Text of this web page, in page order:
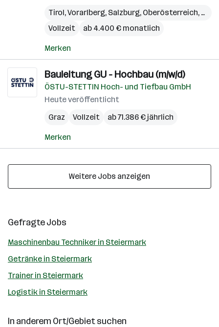
Tirol,Vorarlberg, Salzburg, Oberösterreich,
Vollzeit
ab 4.400 € monatlich
Merken
Bauleitung GU - Hochbau (m/w/d)
ÖSTU-STETTIN Hoch- und Tiefbau GmbH
Heute veröffentlicht
Graz
Vollzeit ab 71.386 € jährlich
Merken
Weitere Jobs anzeigen
Gefragte Jobs
Maschinenbau Techniker in Steiermark
Getränke in Steiermark
Trainer in Steiermark
Logistik in Steiermark
In anderem Ort/Gebiet suchen